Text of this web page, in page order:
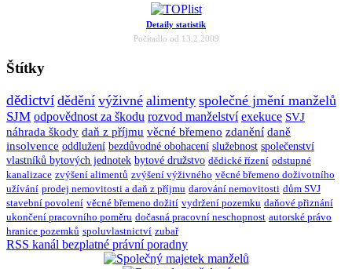
Detaily statistik
Počítadlo od 13.2.2009
Štítky
dědictví dědění výživné alimenty společné jmění manželů
SJM odpovědnost za škodu rozvod manželství exekuce SVJ
náhrada škody daň z příjmu věcné břemeno zdanění daně
insolvence oddlužení bezdůvodné obohacení služebnost společenství
vlastníků bytových jednotek bytové družstvo dědické řízení odstupné
kanalizace zvýšení alimentů zvýšení výživného věcné břemeno doživotního
užívání prodej nemovitosti a daň z příjmu darování nemovitosti dům SVJ
stavební povolení věcné břemeno dožití vydržení pozemku daňové přiznání
ukončení pracovního poměru dočasná pracovní neschopnost autorské právo
hranice pozemků spoluvlastnictví zubař
RSS kanál bezplatné právní poradny